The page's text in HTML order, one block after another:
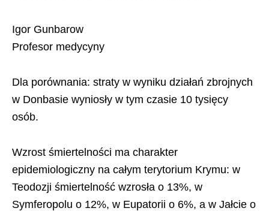
Igor Gunbarow
Profesor medycyny
Dla porównania: straty w wyniku działań zbrojnych
w Donbasie wyniosły w tym czasie 10 tysięcy
osób.
Wzrost śmiertelności ma charakter
epidemiologiczny na całym terytorium Krymu: w
Teodozji śmiertelność wzrosła o 13%, w
Symferopolu o 12%, w Eupatorii o 6%, a w Jałcie o